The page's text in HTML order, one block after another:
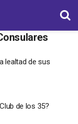
lealtad de sus
de los 35?